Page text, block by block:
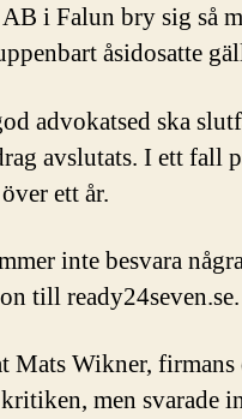
i Falun bry sig så
åsidosatte
advokatsed ska
avslutats. I ett fall
ett år.
inte besvara
till ready24seven.se.
Mats Wikner,
men svarade